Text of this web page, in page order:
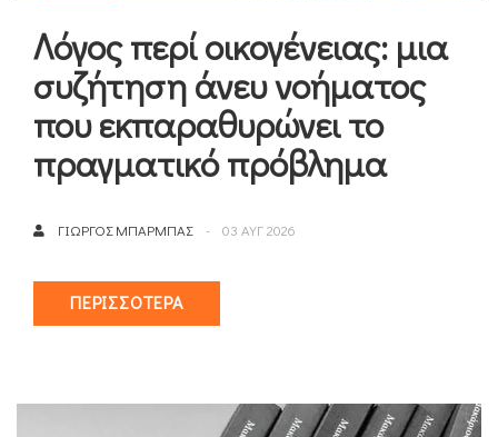
Λόγος περί οικογένειας: μια
συζήτηση άνευ νοήματος
που εκπαραθυρώνει το
πραγματικό πρόβλημα
ΓΙΏΡΓΟΣ ΜΠΆΡΜΠΑΣ 03 ΑΥΓ 2026
ΠΕΡΙΣΣΌΤΕΡΑ